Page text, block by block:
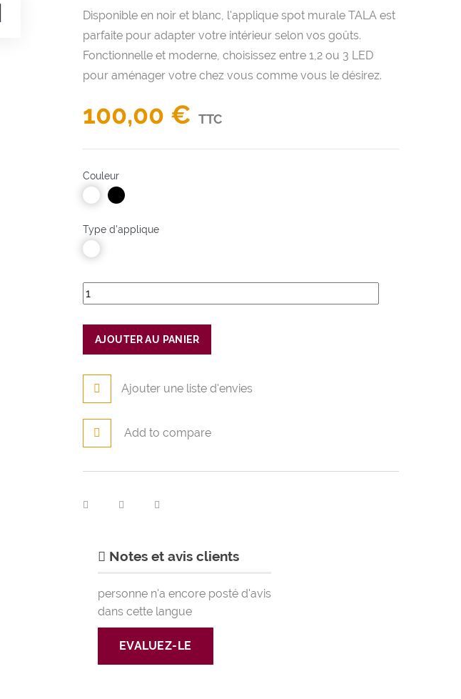
Disponible en noir et blanc, l'applique spot murale TALA est
parfaite pour adapter votre intérieur selon vos goûts.
Fonctionnelle et moderne, choisissez entre 1,2 ou 3 LED
pour aménager votre chez vous comme vous le désirez.
100,00 € TTC
Couleur
Type d'applique
AJOUTER AU PANIER
Ajouter une liste d'envies
Add to compare
Notes et avis clients
personne n'a encore posté d'avis
dans cette langue
EVALUEZ-LE